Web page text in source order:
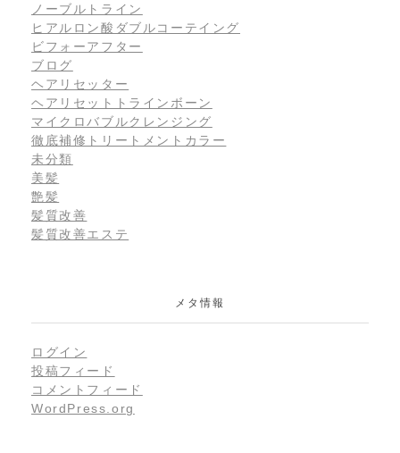
ノーブルトライン
ヒアルロン酸ダブルコーテイング
ビフォーアフター
ブログ
ヘアリセッター
ヘアリセットトラインボーン
マイクロバブルクレンジング
徹底補修トリートメントカラー
未分類
美髪
艶髪
髪質改善
髪質改善エステ
メタ情報
ログイン
投稿フィード
コメントフィード
WordPress.org